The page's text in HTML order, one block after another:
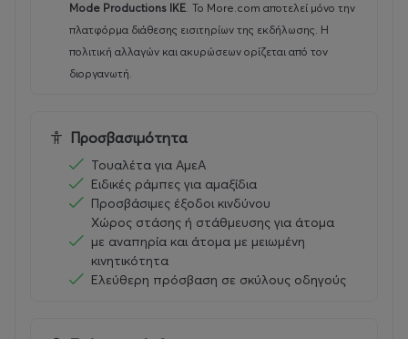
Το μακροβιότερο jam της χώρας επιστρέφει για
14η χρονιά! Writers και street artists από όλη την
Ελλάδα καλούνται να αφήσουν το αποτύπωμά τους
Street Dance:
Το Σάββατο, μερικές από τις καλύτερες
σχολές χορού της πόλης ανεβαίνουν στη σκηνή και
παρουσιάζουν εντυπωσιακά street dance shows. Την
Κυριακή, τη σκυτάλη παίρνει το καθιερωμένο All-Styles
Battle, για την ανάδειξη του κορυφαίου χορευτή της
Mode Productions IKE. Το More.com αποτελεί μόνο την
πλατφόρμα διάθεσης εισιτηρίων της εκδήλωσης. Η
πολιτική αλλαγών και ακυρώσεων ορίζεται από τον
διοργανωτή.
Προσβασιμότητα
Τουαλέτα για ΑμεΑ
Ειδικές ράμπες για αμαξίδια
Προσβάσιμες έξοδοι κινδύνου
Χώρος στάσης ή στάθμευσης για άτομα
με αναπηρία και άτομα με μειωμένη
κινητικότητα
Ελεύθερη πρόσβαση σε σκύλους οδηγούς